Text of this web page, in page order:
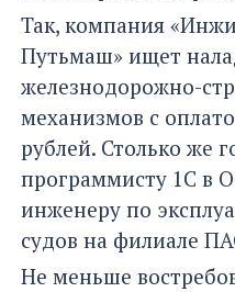
Так, компания
Путьмаш» ищет
железнодорожно-
механизмов с
рублей. Столько же
программисту 1С в
инженеру по
судов на филиале
Не меньше